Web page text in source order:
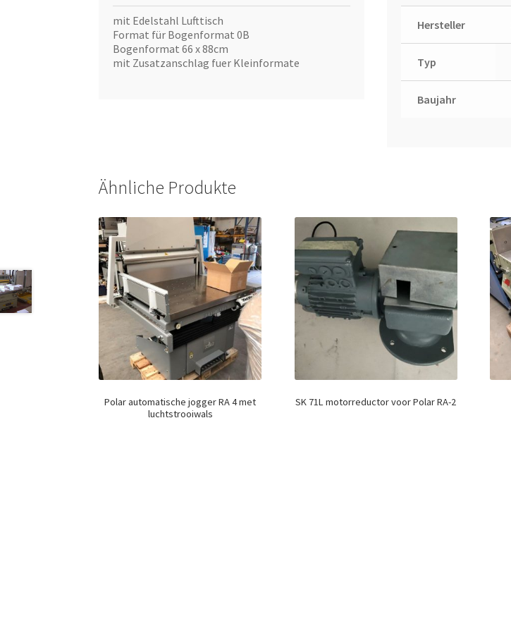
mit Edelstahl Lufttisch
Format für Bogenformat 0B
Bogenformat 66 x 88cm
mit Zusatzanschlag fuer Kleinformate
Hersteller
Typ
Baujahr
Ähnliche Produkte
Polar automatische jogger RA 4 met
luchtstrooiwals
SK 71L motorreductor voor Polar RA-2